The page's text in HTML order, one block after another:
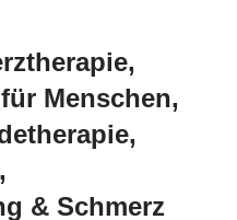
Menschen,
& Schmerz